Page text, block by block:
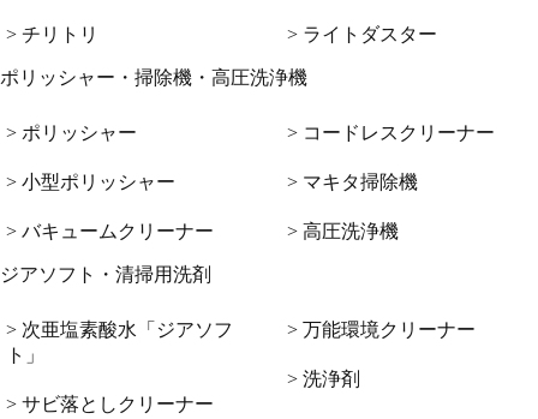
> チリトリ > ライトダスター
ポリッシャー・掃除機・高圧洗浄機
> ポリッシャー
> 小型ポリッシャー
> バキュームクリーナー
> コードレスクリーナー
> マキタ掃除機
> 高圧洗浄機
ジアソフト・清掃用洗剤
> 次亜塩素酸水「ジアソフ
ト」
> サビ落としクリーナー
> 万能環境クリーナー
> 洗浄剤